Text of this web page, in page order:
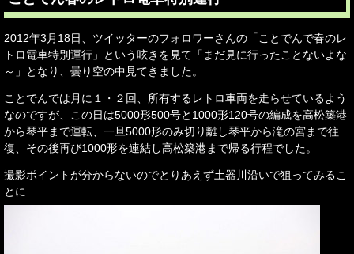
2012年3月18日、ツイッターのフォロワーさんの「ことでんで春のレ
トロ電車特別運行」という呟きを見て「まだ見に行ったことないよな
～」となり、曇り空の中見てきました。
ことでんでは月に１・２回、所有するレトロ車両を走らせているよう
なのですが、この日は5000形500号と1000形120号の編成を高松築港
から琴平まで運転、一旦5000形のみ切り離し琴平から滝の宮まで往
復、その後再び1000形を連結し高松築港まで帰る行程でした。
撮影ポイントが分からないのでとりあえず土器川沿いで狙ってみるこ
とに